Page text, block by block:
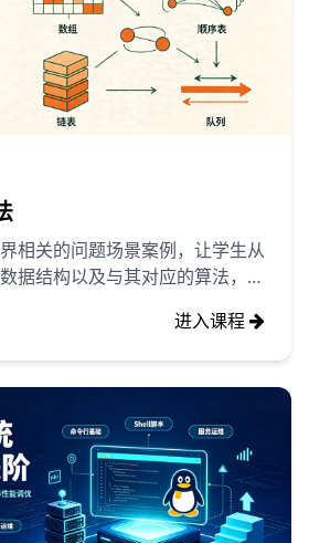
相关的问题场景案例，让学生从
据结构以及与其对应的算法，并
Python两种编程语言，主要是
的学生很难用C语言来实现算
简单易掌握，这些学生可以使
进入课程